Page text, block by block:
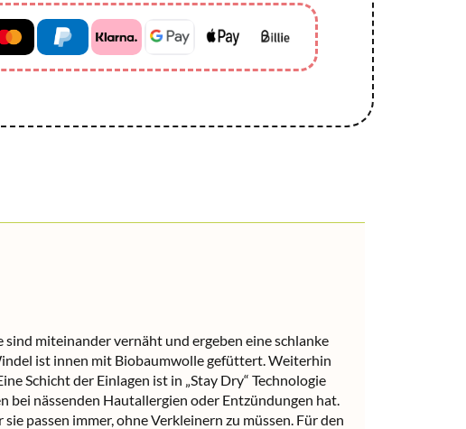
miteinander vernäht und ergeben eine schlanke
ist innen mit Biobaumwolle gefüttert. Weiterhin
Schicht der Einlagen ist in „Stay Dry“ Technologie
bei nässenden Hautallergien oder Entzündungen hat.
passen immer, ohne Verkleinern zu müssen. Für den